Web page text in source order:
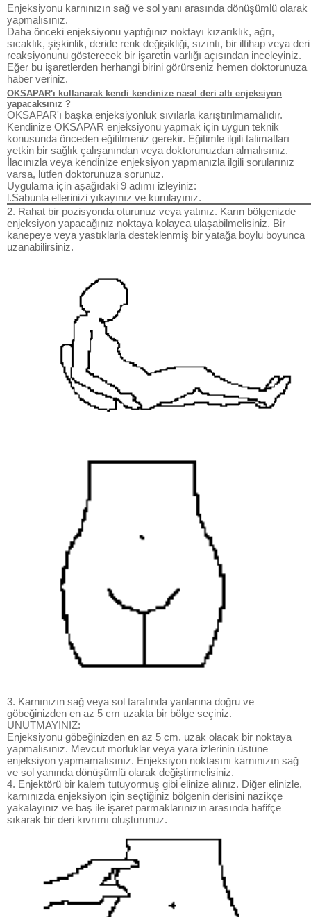
Enjeksiyonu karnınızın sağ ve sol yanı arasında dönüşümlü olarak
yapmalısınız.
Daha önceki enjeksiyonu yaptığınız noktayı kızarıklık, ağrı,
sıcaklık, şişkinlik, deride renk değişikliği, sızıntı, bir iltihap veya deri
reaksiyonunu gösterecek bir işaretin varlığı açısından inceleyiniz.
Eğer bu işaretlerden herhangi birini görürseniz hemen doktorunuza
haber veriniz.
OKSAPAR'ı kullanarak kendi kendinize nasıl deri altı enjeksiyon
yapacaksınız ?
OKSAPAR'ı başka enjeksiyonluk sıvılarla karıştırılmamalıdır.
Kendinize OKSAPAR enjeksiyonu yapmak için uygun teknik
konusunda önceden eğitilmeniz gerekir. Eğitimle ilgili talimatları
yetkin bir sağlık çalışanından veya doktorunuzdan almalısınız.
İlacınızla veya kendinize enjeksiyon yapmanızla ilgili sorularınız
varsa, lütfen doktorunuza sorunuz.
Uygulama için aşağıdaki 9 adımı izleyiniz:
l.Sabunla ellerinizi yıkayınız ve kurulayınız.
2. Rahat bir pozisyonda oturunuz veya yatınız. Karın bölgenizde
enjeksiyon yapacağınız noktaya kolayca ulaşabilmelisiniz. Bir
kanepeye veya yastıklarla desteklenmiş bir yatağa boylu boyunca
uzanabilirsiniz.
3. Karnınızın sağ veya sol tarafında yanlarına doğru ve
göbeğinizden en az 5 cm uzakta bir bölge seçiniz.
UNUTMAYINIZ:
Enjeksiyonu göbeğinizden en az 5 cm. uzak olacak bir noktaya
yapmalısınız. Mevcut morluklar veya yara izlerinin üstüne
enjeksiyon yapmamalısınız. Enjeksiyon noktasını karnınızın sağ
ve sol yanında dönüşümlü olarak değiştirmelisiniz.
4. Enjektörü bir kalem tutuyormuş gibi elinize alınız. Diğer elinizle,
karnınızda enjeksiyon için seçtiğiniz bölgenin derisini nazikçe
yakalayınız ve baş ile işaret parmaklarınızın arasında hafifçe
sıkarak bir deri kıvrımı oluşturunuz.